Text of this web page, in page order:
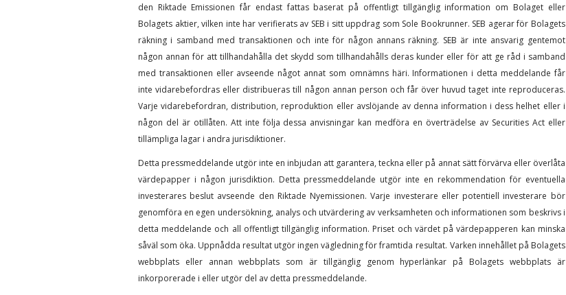
den Riktade Emissionen får endast fattas baserat på offentligt tillgänglig information om Bolaget eller
Bolagets aktier, vilken inte har verifierats av SEB i sitt uppdrag som Sole Bookrunner. SEB agerar för Bolagets
räkning i samband med transaktionen och inte för någon annans räkning. SEB är inte ansvarig gentemot
någon annan för att tillhandahålla det skydd som tillhandahålls deras kunder eller för att ge råd i samband
med transaktionen eller avseende något annat som omnämns häri. Informationen i detta meddelande får
inte vidarebefordras eller distribueras till någon annan person och får över huvud taget inte reproduceras.
Varje vidarebefordran, distribution, reproduktion eller avslöjande av denna information i dess helhet eller i
någon del är otillåten. Att inte följa dessa anvisningar kan medföra en överträdelse av Securities Act eller
tillämpliga lagar i andra jurisdiktioner.
Detta pressmeddelande utgör inte en inbjudan att garantera, teckna eller på annat sätt förvärva eller överlåta
värdepapper i någon jurisdiktion. Detta pressmeddelande utgör inte en rekommendation för eventuella
investerares beslut avseende den Riktade Nyemissionen. Varje investerare eller potentiell investerare bör
genomföra en egen undersökning, analys och utvärdering av verksamheten och informationen som beskrivs i
detta meddelande och all offentligt tillgänglig information. Priset och värdet på värdepapperen kan minska
såväl som öka. Uppnådda resultat utgör ingen vägledning för framtida resultat. Varken innehållet på Bolagets
webbplats eller annan webbplats som är tillgänglig genom hyperlänkar på Bolagets webbplats är
inkorporerade i eller utgör del av detta pressmeddelande.